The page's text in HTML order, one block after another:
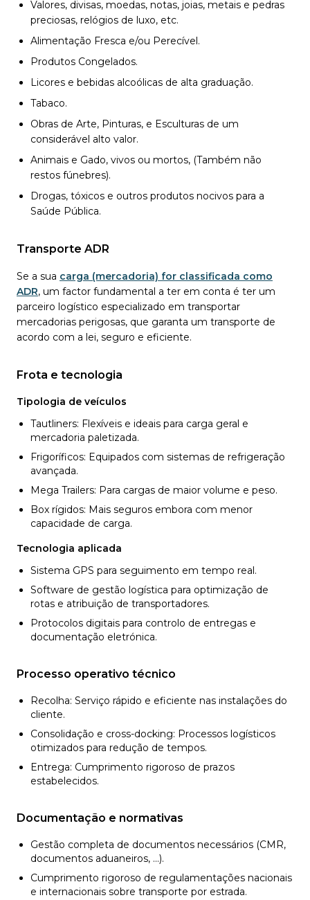
Valores, divisas, moedas, notas, joias, metais e pedras
preciosas, relógios de luxo, etc.
Alimentação Fresca e/ou Perecível.
Produtos Congelados.
Licores e bebidas alcoólicas de alta graduação.
Tabaco.
Obras de Arte, Pinturas, e Esculturas de um
considerável alto valor.
Animais e Gado, vivos ou mortos, (Também não
restos fúnebres).
Drogas, tóxicos e outros produtos nocivos para a
Saúde Pública.
Transporte ADR
Se a sua carga (mercadoria) for classificada como
ADR, um factor fundamental a ter em conta é ter um
parceiro logístico especializado em transportar
mercadorias perigosas, que garanta um transporte de
acordo com a lei, seguro e eficiente.
Frota e tecnologia
Tipologia de veículos
Tautliners: Flexíveis e ideais para carga geral e
mercadoria paletizada.
Frigoríficos: Equipados com sistemas de refrigeração
avançada.
Mega Trailers: Para cargas de maior volume e peso.
Box rígidos: Mais seguros embora com menor
capacidade de carga.
Tecnologia aplicada
Sistema GPS para seguimento em tempo real.
Software de gestão logística para optimização de
rotas e atribuição de transportadores.
Protocolos digitais para controlo de entregas e
documentação eletrónica.
Processo operativo técnico
Recolha: Serviço rápido e eficiente nas instalações do
cliente.
Consolidação e cross-docking: Processos logísticos
otimizados para redução de tempos.
Entrega: Cumprimento rigoroso de prazos
estabelecidos.
Documentação e normativas
Gestão completa de documentos necessários (CMR,
documentos aduaneiros, ...).
Cumprimento rigoroso de regulamentações nacionais
e internacionais sobre transporte por estrada.